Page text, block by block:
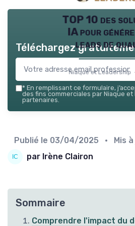
TOP 10 des
IA pour
leads de
Niaque et Leadership
Téléchargez
* En remplissant ce formulaire,
des fins commerciales par Niaque
partenaires.
Publié le 03/04/2025 • Mis
par Irène Clairon
Sommaire
Comprendre l'impact du